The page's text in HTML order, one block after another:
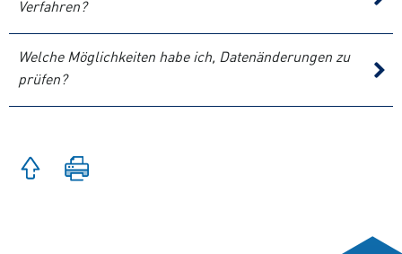
Verfahren?
Welche Möglichkeiten habe ich, Datenänderungen zu
prüfen?
Zum
Seitenanfang
springen